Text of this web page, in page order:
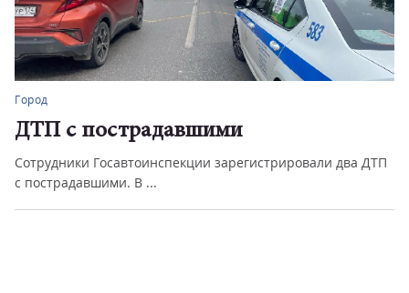
Город
ДТП с пострадавшими
Сотрудники Госавтоинспекции зарегистрировали два ДТП
с пострадавшими. В ...